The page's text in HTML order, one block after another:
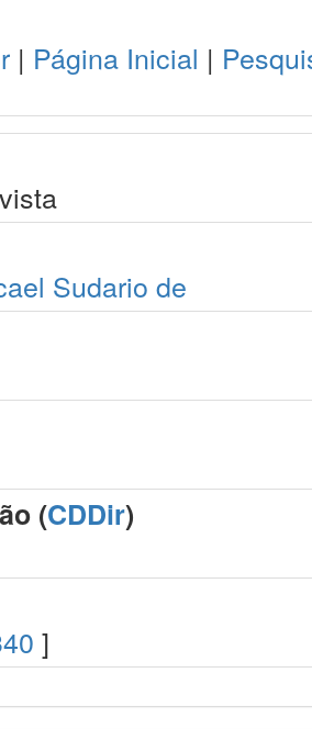
| Página Inicial |
Sudario de
(CDDir)
]